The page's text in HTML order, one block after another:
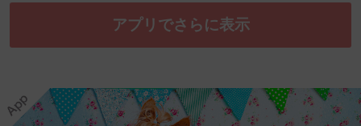
アプリでさらに表示